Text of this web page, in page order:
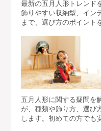
最新の五月人形トレンド
飾りやすい収納型、イン
まで、選び方のポイント
五月人形に関する疑問を
が、種類や飾り方、選び
します。初めての方でも